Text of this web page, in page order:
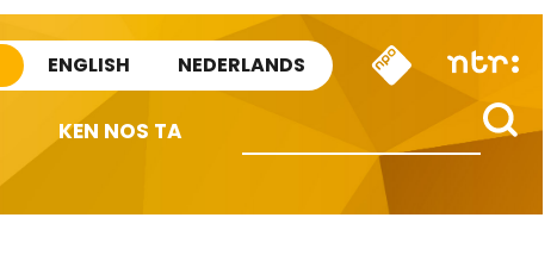
ENGLISH NEDERLANDS
KEN NOS TA